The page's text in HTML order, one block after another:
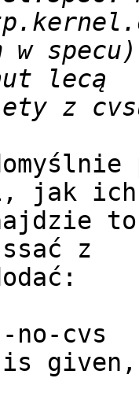
w
jak ich
z
given,